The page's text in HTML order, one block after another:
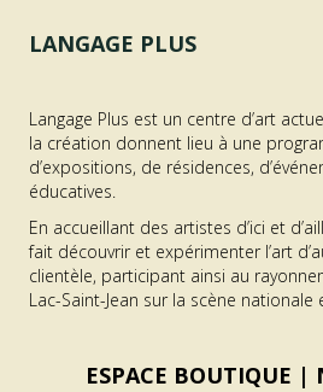
LANGAGE PLUS
Langage Plus est un centre d’art
la création donnent lieu à une
d’expositions, de résidences,
éducatives.
En accueillant des artistes d’ici et
fait découvrir et expérimenter l’art
clientèle, participant ainsi au
Lac-Saint-Jean sur la scène
ESPACE BOUTIQUE |